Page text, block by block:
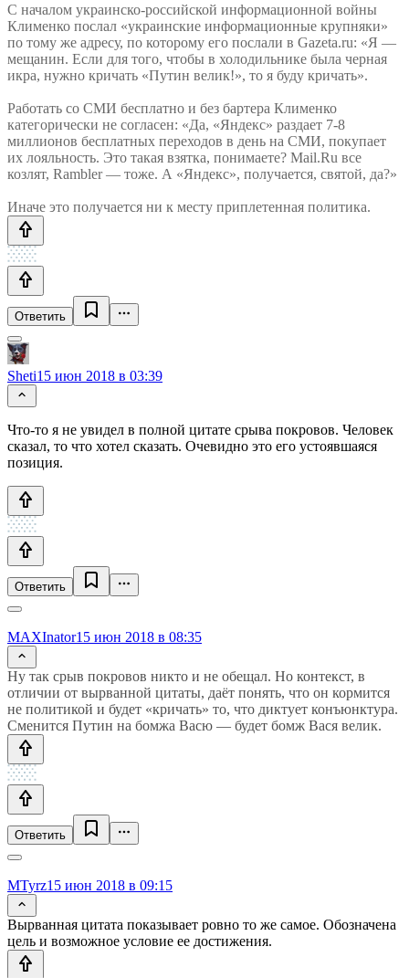
С началом украинско-российской информационной войны
Клименко послал «украинские информационные крупняки»
по тому же адресу, по которому его послали в Gazeta.ru: «Я —
мещанин. Если для того, чтобы в холодильнике была черная
икра, нужно кричать «Путин велик!», то я буду кричать».
Работать со СМИ бесплатно и без бартера Клименко
категорически не согласен: «Да, «Яндекс» раздает 7-8
миллионов бесплатных переходов в день на СМИ, покупает
их лояльность. Это такая взятка, понимаете? Mail.Ru все
козлят, Rambler — тоже. А «Яндекс», получается, святой, да?»
Иначе это получается ни к месту приплетенная политика.
Ответить
Sheti15 июн 2018 в 03:39
Что-то я не увидел в полной цитате срыва покровов. Человек
сказал, то что хотел сказать. Очевидно это его устоявшаяся
позиция.
Ответить
MAXInator15 июн 2018 в 08:35
Ну так срыв покровов никто и не обещал. Но контекст, в
отличии от вырванной цитаты, даёт понять, что он кормится
не политикой и будет «кричать» то, что диктует конъюнктура.
Сменится Путин на бомжа Васю — будет бомж Вася велик.
Ответить
MTyrz15 июн 2018 в 09:15
Вырванная цитата показывает ровно то же самое. Обозначена
цель и возможное условие ее достижения.